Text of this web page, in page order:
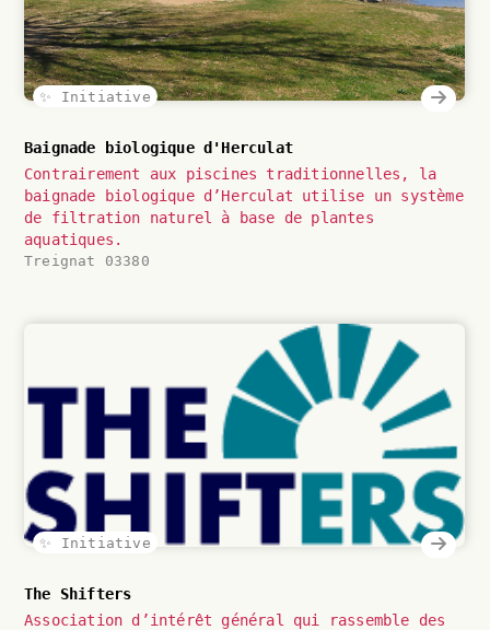
✨ Initiative
Baignade biologique d'Herculat
Contrairement aux piscines traditionnelles, la
baignade biologique d’Herculat utilise un système
de filtration naturel à base de plantes
aquatiques.
Treignat 03380
✨ Initiative
The Shifters
Association d’intérêt général qui rassemble des